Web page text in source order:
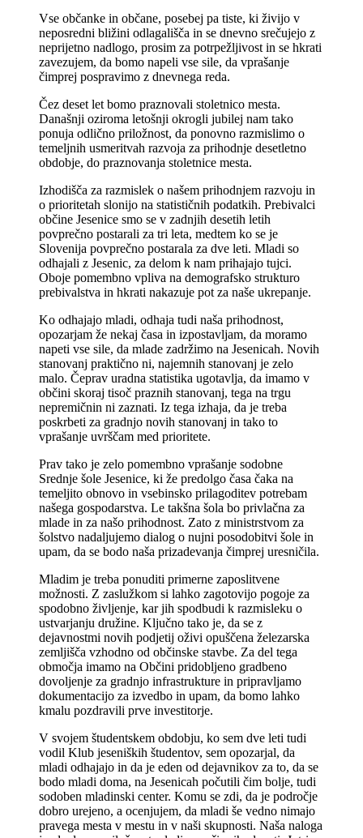
Vse občanke in občane, posebej pa tiste, ki živijo v
neposredni bližini odlagališča in se dnevno srečujejo z
neprijetno nadlogo, prosim za potrpežljivost in se hkrati
zavezujem, da bomo napeli vse sile, da vprašanje
čimprej pospravimo z dnevnega reda.
Čez deset let bomo praznovali stoletnico mesta.
Današnji oziroma letošnji okrogli jubilej nam tako
ponuja odlično priložnost, da ponovno razmislimo o
temeljnih usmeritvah razvoja za prihodnje desetletno
obdobje, do praznovanja stoletnice mesta.
Izhodišča za razmislek o našem prihodnjem razvoju in
o prioritetah slonijo na statističnih podatkih. Prebivalci
občine Jesenice smo se v zadnjih desetih letih
povprečno postarali za tri leta, medtem ko se je
Slovenija povprečno postarala za dve leti. Mladi so
odhajali z Jesenic, za delom k nam prihajajo tujci.
Oboje pomembno vpliva na demografsko strukturo
prebivalstva in hkrati nakazuje pot za naše ukrepanje.
Ko odhajajo mladi, odhaja tudi naša prihodnost,
opozarjam že nekaj časa in izpostavljam, da moramo
napeti vse sile, da mlade zadržimo na Jesenicah. Novih
stanovanj praktično ni, najemnih stanovanj je zelo
malo. Čeprav uradna statistika ugotavlja, da imamo v
občini skoraj tisoč praznih stanovanj, tega na trgu
nepremičnin ni zaznati. Iz tega izhaja, da je treba
poskrbeti za gradnjo novih stanovanj in tako to
vprašanje uvrščam med prioritete.
Prav tako je zelo pomembno vprašanje sodobne
Srednje šole Jesenice, ki že predolgo časa čaka na
temeljito obnovo in vsebinsko prilagoditev potrebam
našega gospodarstva. Le takšna šola bo privlačna za
mlade in za našo prihodnost. Zato z ministrstvom za
šolstvo nadaljujemo dialog o nujni posodobitvi šole in
upam, da se bodo naša prizadevanja čimprej uresničila.
Mladim je treba ponuditi primerne zaposlitvene
možnosti. Z zaslužkom si lahko zagotovijo pogoje za
spodobno življenje, kar jih spodbudi k razmisleku o
ustvarjanju družine. Ključno tako je, da se z
dejavnostmi novih podjetij oživi opuščena železarska
zemljišča vzhodno od občinske stavbe. Za del tega
območja imamo na Občini pridobljeno gradbeno
dovoljenje za gradnjo infrastrukture in pripravljamo
dokumentacijo za izvedbo in upam, da bomo lahko
kmalu pozdravili prve investitorje.
V svojem študentskem obdobju, ko sem dve leti tudi
vodil Klub jeseniških študentov, sem opozarjal, da
mladi odhajajo in da je eden od dejavnikov za to, da se
bodo mladi doma, na Jesenicah počutili čim bolje, tudi
sodoben mladinski center. Komu se zdi, da je področje
dobro urejeno, a ocenjujem, da mladi še vedno nimajo
pravega mesta v mestu in v naši skupnosti. Naša naloga